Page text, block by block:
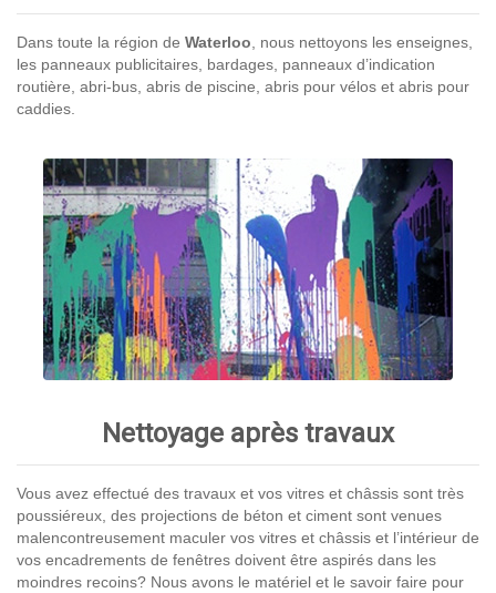
Dans toute la région de Waterloo, nous nettoyons les enseignes,
les panneaux publicitaires, bardages, panneaux d’indication
routière, abri-bus, abris de piscine, abris pour vélos et abris pour
caddies.
Nettoyage après travaux
Vous avez effectué des travaux et vos vitres et châssis sont très
poussiéreux, des projections de béton et ciment sont venues
malencontreusement maculer vos vitres et châssis et l’intérieur de
vos encadrements de fenêtres doivent être aspirés dans les
moindres recoins? Nous avons le matériel et le savoir faire pour